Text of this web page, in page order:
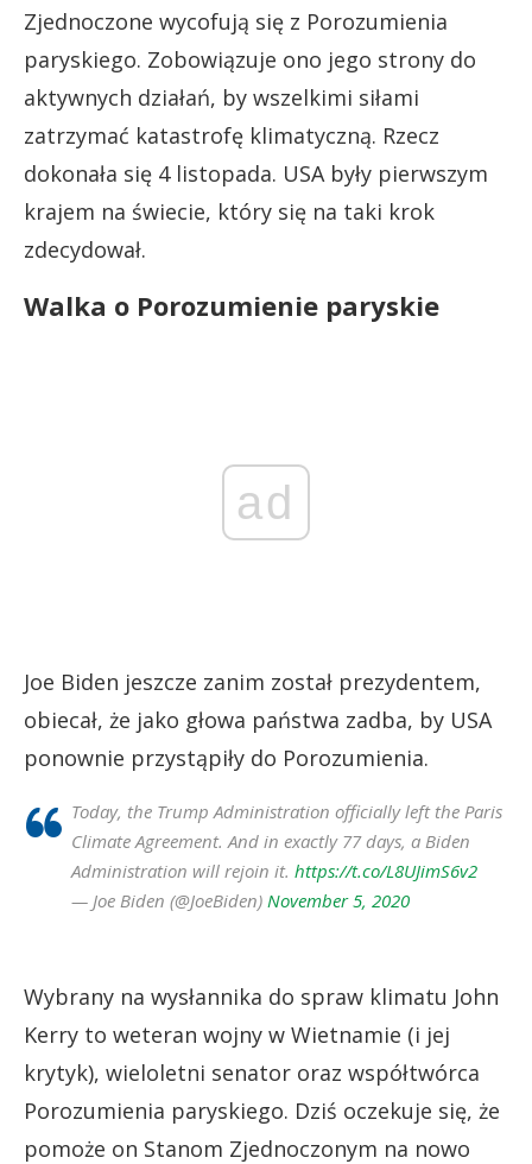
Zjednoczone wycofują się z Porozumienia
paryskiego. Zobowiązuje ono jego strony do
aktywnych działań, by wszelkimi siłami
zatrzymać katastrofę klimatyczną. Rzecz
dokonała się 4 listopada. USA były pierwszym
krajem na świecie, który się na taki krok
zdecydował.
Walka o Porozumienie paryskie
ad
Joe Biden jeszcze zanim został prezydentem,
obiecał, że jako głowa państwa zadba, by USA
ponownie przystąpiły do Porozumienia.
Today, the Trump Administration officially left the Paris
Climate Agreement. And in exactly 77 days, a Biden
Administration will rejoin it. https://t.co/L8UJimS6v2
— Joe Biden (@JoeBiden) November 5, 2020
Wybrany na wysłannika do spraw klimatu John
Kerry to weteran wojny w Wietnamie (i jej
krytyk), wieloletni senator oraz współtwórca
Porozumienia paryskiego. Dziś oczekuje się, że
pomoże on Stanom Zjednoczonym na nowo